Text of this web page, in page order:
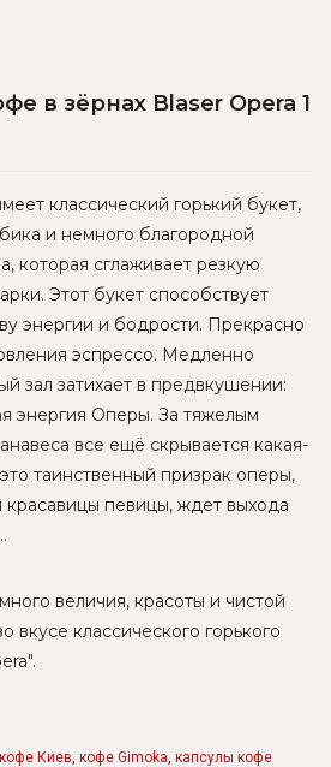
в зёрнах Blaser Opera 1
классический горький букет,
и немного благородной
которая сглаживает резкую
Этот букет способствует
энергии и бодрости. Прекрасно
эспресcо. Медленно
зал затихает в предвкушении:
энергия Оперы. За тяжелым
все ещё скрывается какая-
таинственный призрак оперы,
красавицы певицы, ждет выхода
величия, красоты и чистой
вкусе классического горького
Киев, кофе Gimoka, капсулы кофе